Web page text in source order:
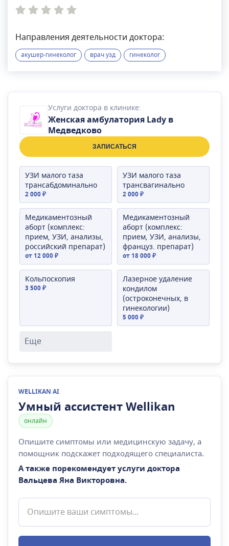
Направления деятельности доктора:
акушер-гинеколог врач узд гинеколог
Услуги доктора в клинике:
Женская амбулатория Lady в
Медведково
ЗАПИСАТЬСЯ
УЗИ малого таза
трансабдоминально
2 000 ₽
УЗИ малого таза
трансвагинально
2 000 ₽
Медикаментозный
аборт (комплекс:
прием, УЗИ, анализы,
российский препарат)
от 12 000 ₽
Медикаментозный
аборт (комплекс:
прием, УЗИ, анализы,
француз. препарат)
от 18 000 ₽
Кольпоскопия
3 500 ₽
Лазерное удаление
кондилом
(остроконечных, в
гинекологии)
5 000 ₽
Еще
WELLIKAN AI
Умный ассистент Wellikan
онлайн
Опишите симптомы или медицинскую задачу, а
помощник подскажет подходящего специалиста.
А также порекомендует услуги доктора
Вальцева Яна Викторовна.